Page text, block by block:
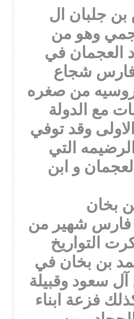
بن جلبان ال
وهو من
العجمان في
شجاع
من صغره
مع الدولة
وقد توفي
التي
و ابن
بخان
فارس شهير من
التواريخ
بن بخان في
سعود وقبيلة
فزعة ابناء